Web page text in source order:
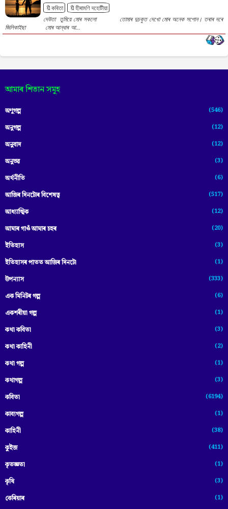
🔖কবিতা
🔖হীৰামণি দহোটীয়া
দেউতা তুমিয়ে মোৰ সকলো তোমাৰ দুচকুত দেখো মোৰ অনেক সপোন। তৰাৰ দৰে
জিলিকাইছা মোৰ আন্ধাৰ আ...
আমাৰ শিতান সমূহ
অণুগল্প (546)
অনুগল্প (12)
অনুবাদ (12)
অনুভৱ (3)
অৰ্থনীতি (6)
আজিৰ দিনটোৰ বিশেষত্ব (517)
আধ্যাত্মিক (12)
আমাৰ গাওঁ আমাৰ চহৰ (20)
ইতিহাস (3)
ইতিহাসৰ পাতত আজিৰ দিনটো (1)
উপন্যাস (333)
এক মিনিটৰ গল্প (6)
একশৰীয়া গল্প (1)
কথা কবিতা (3)
কথা কাহিনী (2)
কথা গল্প (1)
কথাগল্প (3)
কবিতা (6194)
কাব্যগল্প (1)
কাহিনী (38)
কুইজ (411)
কৃতজ্ঞতা (1)
কৃষি (3)
কেৰিয়াৰ (1)